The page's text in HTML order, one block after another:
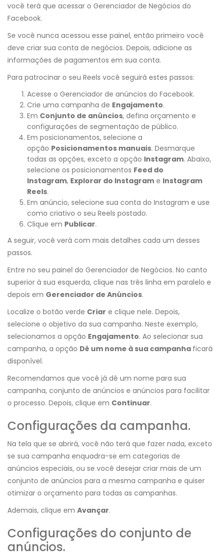
você terá que acessar o Gerenciador de Negócios do
Facebook.
Se você nunca acessou esse painel, então primeiro você
deve criar sua conta de negócios. Depois, adicione as
informações de pagamentos em sua conta.
Para patrocinar o seu Reels você seguirá estes passos:
Acesse o Gerenciador de anúncios do Facebook.
Crie uma campanha de Engajamento.
Em Conjunto de anúncios, defina orçamento e
configurações de segmentação de público.
Em posicionamentos, selecione a
opção Posicionamentos manuais. Desmarque
todas as opções, exceto a opção Instagram. Abaixo,
selecione os posicionamentos Feed do
Instagram, Explorar do Instagram e Instagram
Reels.
Em anúncio, selecione sua conta do Instagram e use
como criativo o seu Reels postado.
Clique em Publicar.
A seguir, você verá com mais detalhes cada um desses
passos.
Entre no seu painel do Gerenciador de Negócios. No canto
superior à sua esquerda, clique nas três linha em paralelo e
depois em Gerenciador de Anúncios.
Localize o botão verde Criar e clique nele. Depois,
selecione o objetivo da sua campanha. Neste exemplo,
selecionamos a opção Engajamento. Ao selecionar sua
campanha, a opção Dê um nome à sua campanha ficará
disponível.
Recomendamos que você já dê um nome para sua
campanha, conjunto de anúncios e anúncios para facilitar
o processo. Depois, clique em Continuar.
Configurações da campanha.
Na tela que se abrirá, você não terá que fazer nada, exceto
se sua campanha enquadra-se em categorias de
anúncios especiais, ou se você desejar criar mais de um
conjunto de anúncios para a mesma campanha e quiser
otimizar o orçamento para todas as campanhas.
Ademais, clique em Avançar.
Configurações do conjunto de
anúncios.